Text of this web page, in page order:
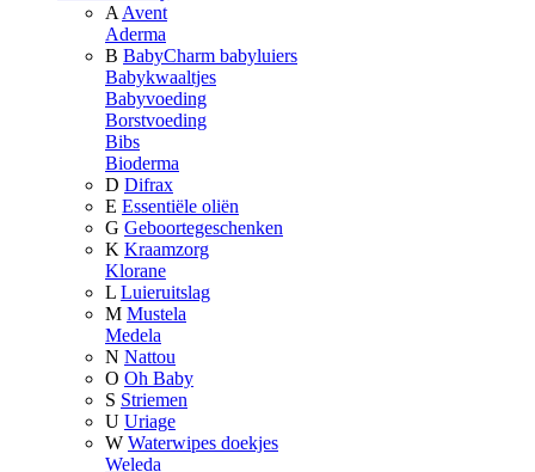
A Avent
Aderma
B BabyCharm babyluiers
Babykwaaltjes
Babyvoeding
Borstvoeding
Bibs
Bioderma
D Difrax
E Essentiële oliën
G Geboortegeschenken
K Kraamzorg
Klorane
L Luieruitslag
M Mustela
Medela
N Nattou
O Oh Baby
S Striemen
U Uriage
W Waterwipes doekjes
Weleda